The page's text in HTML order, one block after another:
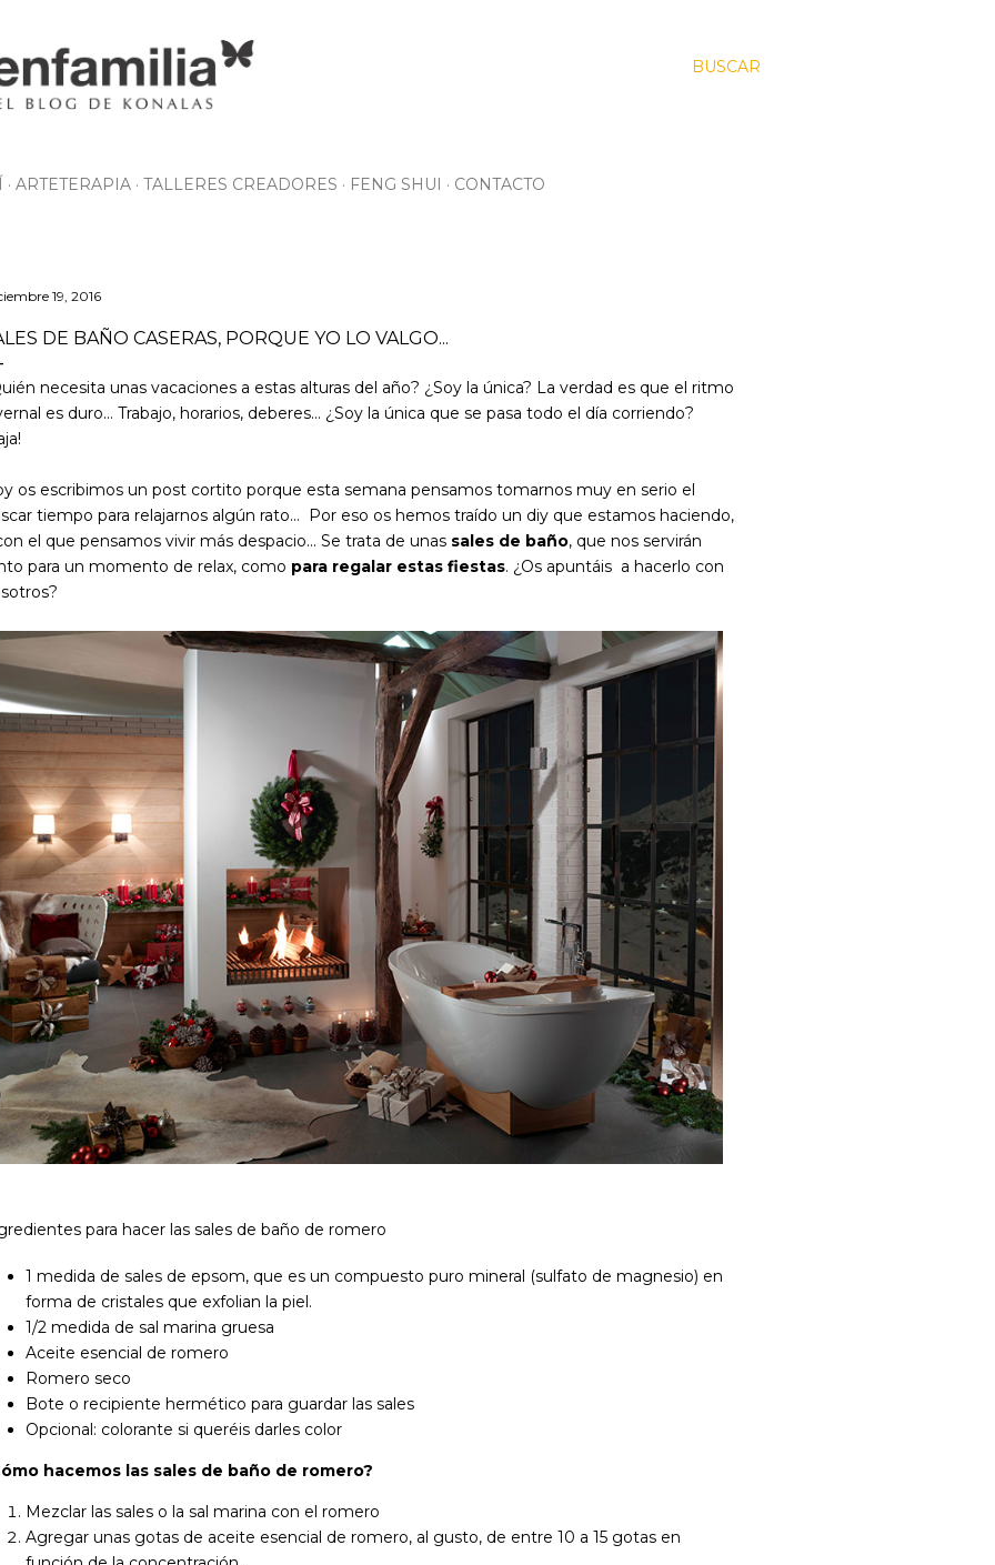
BUSCAR
ARTETERAPIA TALLERES CREADORES FENG SHUI CONTACTO
19, 2016
DE BAÑO CASERAS, PORQUE YO LO VALGO...
necesita unas vacaciones a estas alturas del año? ¿Soy la única? La verdad es que el ritmo
es duro... Trabajo, horarios, deberes... ¿Soy la única que se pasa todo el día corriendo?
os escribimos un post cortito porque esta semana pensamos tomarnos muy en serio el
tiempo para relajarnos algún rato... Por eso os hemos traído un diy que estamos haciendo,
el que pensamos vivir más despacio... Se trata de unas sales de baño, que nos servirán
para un momento de relax, como para regalar estas fiestas. ¿Os apuntáis a hacerlo con
para hacer las sales de baño de romero
1 medida de sales de epsom, que es un compuesto puro mineral (sulfato de magnesio) en
forma de cristales que exfolian la piel.
1/2 medida de sal marina gruesa
Aceite esencial de romero
Romero seco
Bote o recipiente hermético para guardar las sales
Opcional: colorante si queréis darles color
hacemos las sales de baño de romero?
Mezclar las sales o la sal marina con el romero
Agregar unas gotas de aceite esencial de romero, al gusto, de entre 10 a 15 gotas en